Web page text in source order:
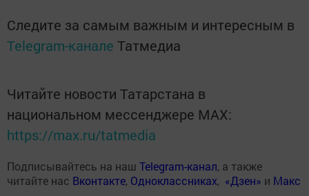
Следите за самым важным и интересным в
Telegram-канале Татмедиа
Читайте новости Татарстана в
национальном мессенджере MАХ:
https://max.ru/tatmedia
Подписывайтесь на наш Telegram-канал, а также
читайте нас Вконтакте, Одноклассниках, «Дзен» и Макс